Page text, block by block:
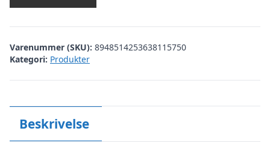
Varenummer (SKU): 8948514253638115750
Kategori: Produkter
Beskrivelse